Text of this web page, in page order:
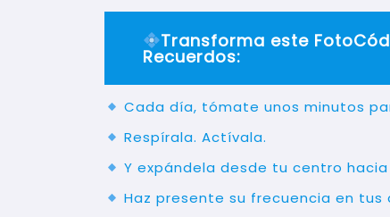
Transforma este
Recuerdos:
Cada día, tómate unos minutos
Respírala. Actívala.
Y expándela desde tu centro
Haz presente su frecuencia en tus